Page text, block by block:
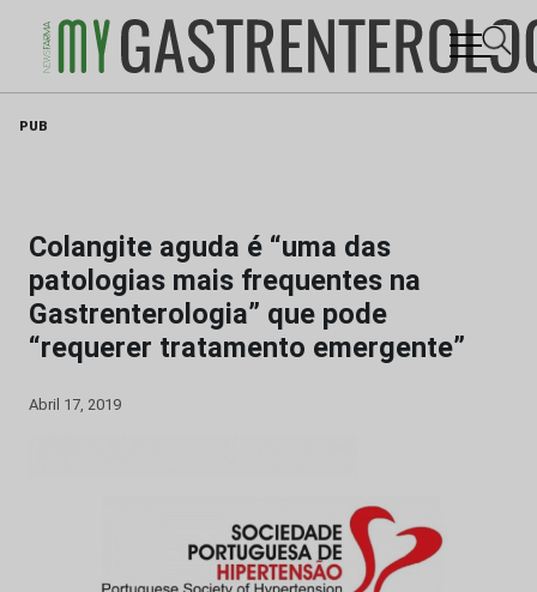
PUB
Colangite aguda é “uma das
patologias mais frequentes na
Gastrenterologia” que pode
“requerer tratamento emergente”
Abril 17, 2019